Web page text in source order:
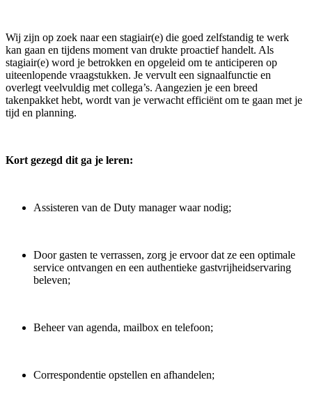
Wij zijn op zoek naar een stagiair(e) die goed zelfstandig te werk
kan gaan en tijdens moment van drukte proactief handelt. Als
stagiair(e) word je betrokken en opgeleid om te anticiperen op
uiteenlopende vraagstukken. Je vervult een signaalfunctie en
overlegt veelvuldig met collega’s. Aangezien je een breed
takenpakket hebt, wordt van je verwacht efficiënt om te gaan met je
tijd en planning.
Kort gezegd dit ga je leren:
Assisteren van de Duty manager waar nodig;
Door gasten te verrassen, zorg je ervoor dat ze een optimale
service ontvangen en een authentieke gastvrijheidservaring
beleven;
Beheer van agenda, mailbox en telefoon;
Correspondentie opstellen en afhandelen;